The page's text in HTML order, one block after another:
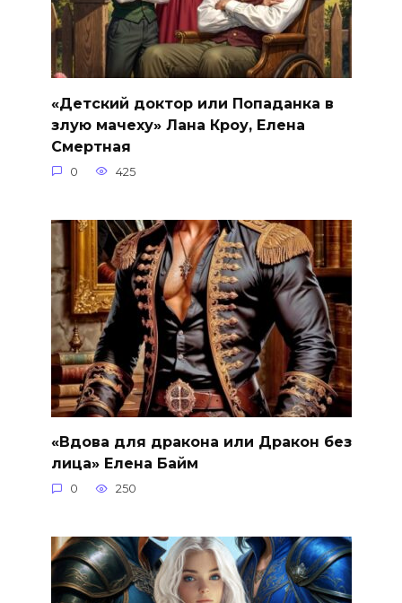
«Детский доктор или Попаданка в
злую мачеху» Лана Кроу, Елена
Смертная
0 425
«Вдова для дракона или Дракон без
лица» Елена Байм
0 250